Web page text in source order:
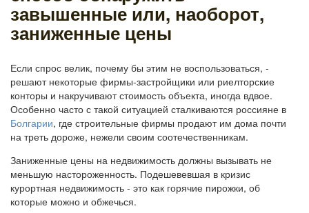
завышенные или, наоборот,
заниженные цены
Если спрос велик, почему бы этим не воспользоваться, -
решают некоторые фирмы-застройщики или риелторские
конторы и накручивают стоимость объекта, иногда вдвое.
Особенно часто с такой ситуацией сталкиваются россияне в
Болгарии, где строительные фирмы продают им дома почти
на треть дороже, нежели своим соотечественникам.
Заниженные цены на недвижимость должны вызывать не
меньшую настороженность. Подешевевшая в кризис
курортная недвижимость - это как горячие пирожки, об
которые можно и обжечься.